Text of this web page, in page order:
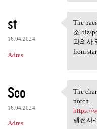
st
16.04.2024
Adres
The
The
소.biz/
과의사
from
Seo
16.04.2024
Adres
The
The
notch.
https://
렙전사-